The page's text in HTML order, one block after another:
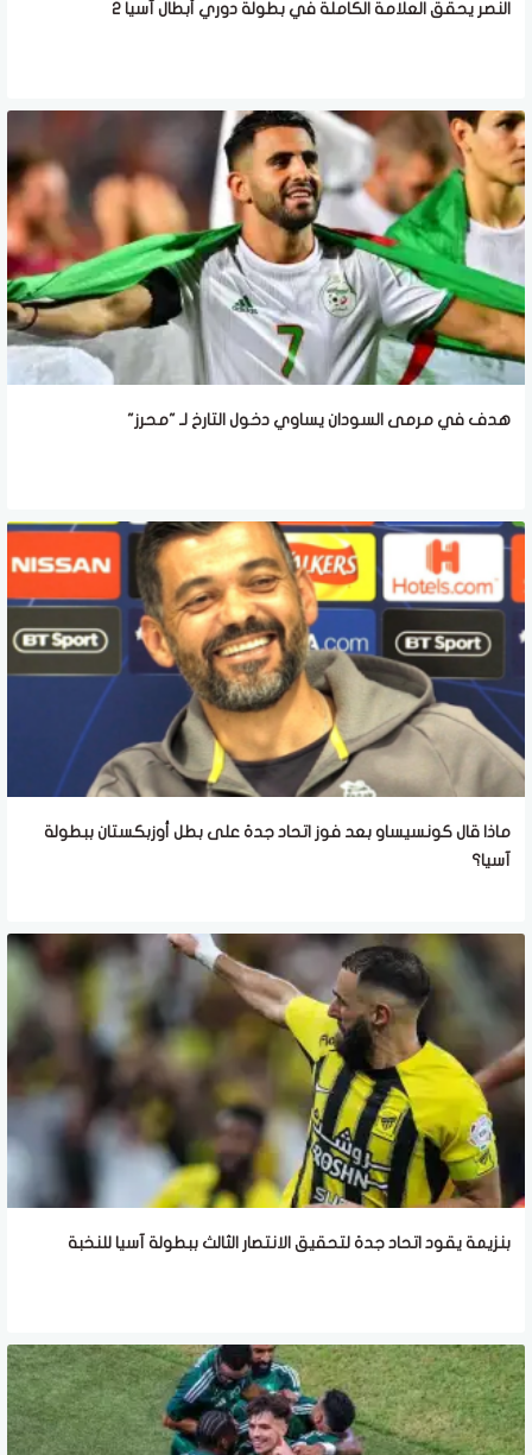
النصر يحقق العلامة الكاملة في بطولة دوري أبطال آسيا 2
هدف في مرمى السودان يساوي دخول التارخ لـ "محرز"
ماذا قال كونسيساو بعد فوز اتحاد جدة على بطل أوزبكستان ببطولة
آسيا؟
بنزيمة يقود اتحاد جدة لتحقيق الانتصار الثالث ببطولة آسيا للنخبة